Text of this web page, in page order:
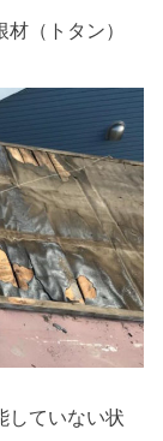
（トタン）
していない状